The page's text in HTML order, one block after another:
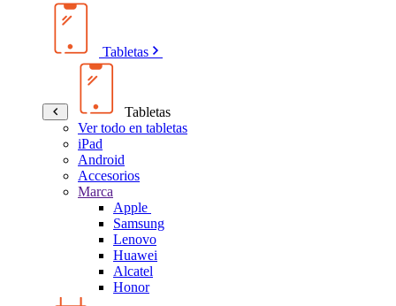
Tabletas
Tabletas
Ver todo en tabletas
iPad
Android
Accesorios
Marca
Apple
Samsung
Lenovo
Huawei
Alcatel
Honor